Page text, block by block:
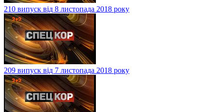
210 випуск від 8 листопада 2018 року
209 випуск від 7 листопада 2018 року